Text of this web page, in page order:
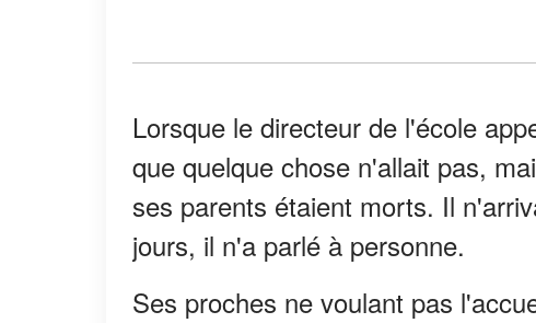
Lorsque le directeur de l'école
que quelque chose n'allait pas,
ses parents étaient morts. Il
jours, il n'a parlé à personne.
Ses proches ne voulant pas